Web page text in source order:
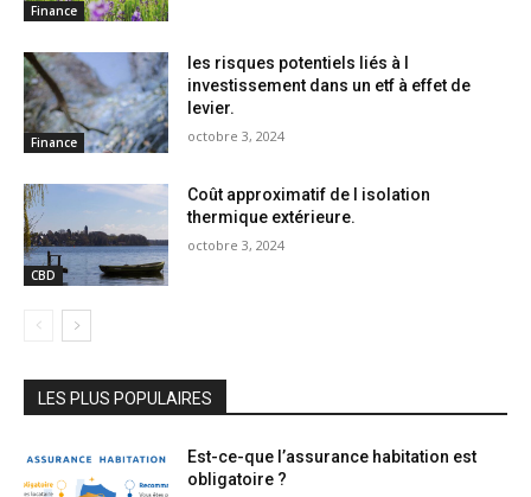
Finance
Finance
les risques potentiels liés à l
investissement dans un etf à effet de
levier.
octobre 3, 2024
CBD
Coût approximatif de l isolation
thermique extérieure.
octobre 3, 2024
LES PLUS POPULAIRES
Est-ce-que l’assurance habitation est
obligatoire ?